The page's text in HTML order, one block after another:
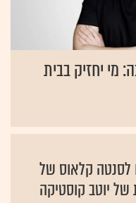
מי יחזיק בבית
לסנטה קלאוס של
יוטב קוסטיקה